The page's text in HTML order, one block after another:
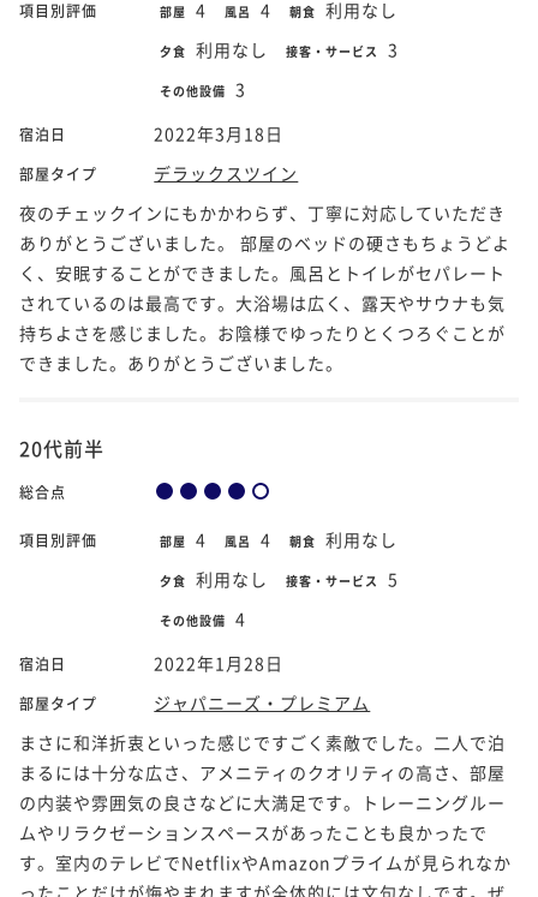
項目別評価 部屋 4 風呂 4 朝食 利用なし
夕食 利用なし 接客・サービス 3
その他設備 3
宿泊日 2022年3月18日
部屋タイプ
デラックスツイン
夜のチェックインにもかかわらず、丁寧に対応していただき
ありがとうございました。 部屋のベッドの硬さもちょうどよ
く、安眠することができました。風呂とトイレがセパレート
されているのは最高です。大浴場は広く、露天やサウナも気
持ちよさを感じました。お陰様でゆったりとくつろぐことが
できました。ありがとうございました。
20代前半
総合点
項目別評価 部屋 4 風呂 4 朝食 利用なし
夕食 利用なし 接客・サービス 5
その他設備 4
宿泊日 2022年1月28日
部屋タイプ
ジャパニーズ・プレミアム
まさに和洋折衷といった感じですごく素敵でした。二人で泊
まるには十分な広さ、アメニティのクオリティの高さ、部屋
の内装や雰囲気の良さなどに大満足です。トレーニングルー
ムやリラクゼーションスペースがあったことも良かったで
す。室内のテレビでNetflixやAmazonプライムが見られなか
ったことだけが悔やまれますが全体的には文句なしです。ぜ